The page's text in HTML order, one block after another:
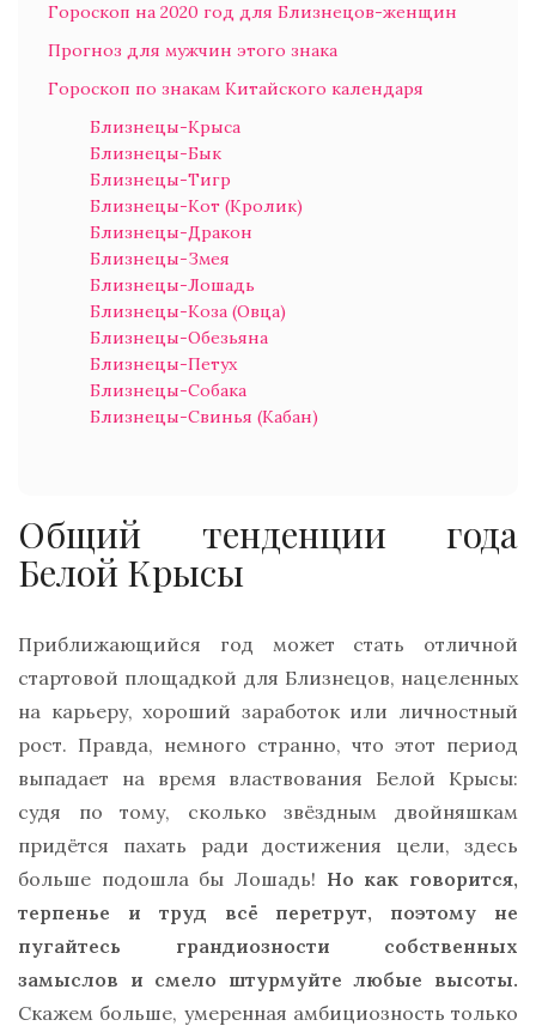
Гороскоп на 2020 год для Близнецов-женщин
Прогноз для мужчин этого знака
Гороскоп по знакам Китайского календаря
Близнецы-Крыса
Близнецы-Бык
Близнецы-Тигр
Близнецы-Кот (Кролик)
Близнецы-Дракон
Близнецы-Змея
Близнецы-Лошадь
Близнецы-Коза (Овца)
Близнецы-Обезьяна
Близнецы-Петух
Близнецы-Собака
Близнецы-Свинья (Кабан)
Общий тенденции года
Белой Крысы
Приближающийся год может стать отличной
стартовой площадкой для Близнецов, нацеленных
на карьеру, хороший заработок или личностный
рост. Правда, немного странно, что этот период
выпадает на время властвования Белой Крысы:
судя по тому, сколько звёздным двойняшкам
придётся пахать ради достижения цели, здесь
больше подошла бы Лошадь! Но как говорится,
терпенье и труд всё перетрут, поэтому не
пугайтесь грандиозности собственных
замыслов и смело штурмуйте любые высоты.
Скажем больше, умеренная амбициозность только